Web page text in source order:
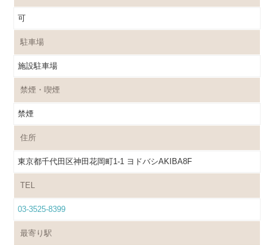
可
駐車場
施設駐車場
禁煙・喫煙
禁煙
住所
東京都千代田区神田花岡町1-1 ヨドバシAKIBA8F
TEL
03-3525-8399
最寄り駅